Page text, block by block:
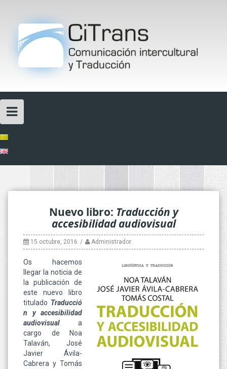
content
Nuevo libro: Traducción y
accesibilidad audiovisual
15 octubre, 2016 Administrador
Os hacemos
llegar la noticia de
la publicación de
este nuevo libro
titulado Traducció
n y accesibilidad
audiovisual a
cargo de Noa
Talaván, José
Javier Ávila-
Cabrera y Tomás